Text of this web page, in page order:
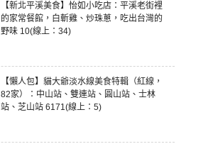
【新北平溪美食】怡如小吃店：平溪老街裡
的家常餐館，白斬雞、炒珠蔥，吃出台灣的
野味 10(線上：34)
【懶人包】貓大爺淡水線美食特輯（紅線，
82家）：中山站、雙連站、圓山站、士林
站、芝山站 6171(線上：5)